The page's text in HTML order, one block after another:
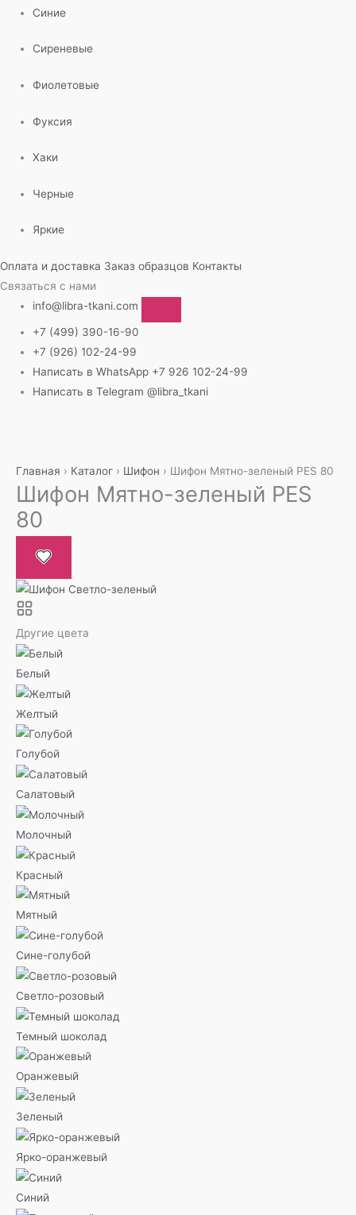
Синие
Сиреневые
Фиолетовые
Фуксия
Хаки
Черные
Яркие
Оплата и доставка Заказ образцов Контакты
Связаться с нами
info@libra-tkani.com
+7 (499) 390-16-90
+7 (926) 102-24-99
Написать в WhatsApp +7 926 102-24-99
Написать в Telegram @libra_tkani
содержимому
Главная › Каталог › Шифон › Шифон Мятно-зеленый PES 80
Шифон Мятно-зеленый PES
80
Другие цвета
Белый
Желтый
Голубой
Салатовый
Молочный
Красный
Мятный
Сине-голубой
Светло-розовый
Темный шоколад
Оранжевый
Зеленый
Ярко-оранжевый
Синий